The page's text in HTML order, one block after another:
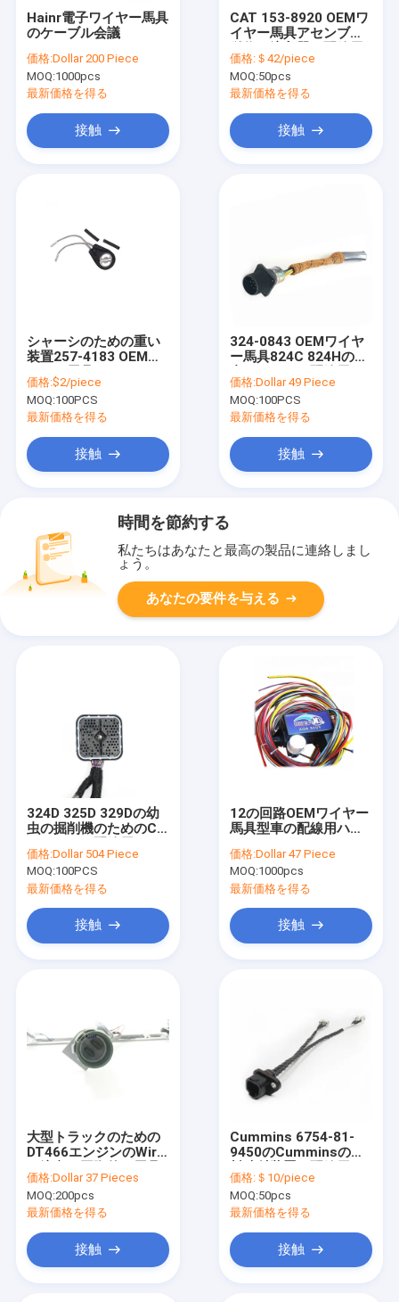
Hainr電子ワイヤー馬具
のケーブル会議
価格:Dollar 200 Piece
MOQ:1000pcs
最新価格を得る
接触
CAT 153-8920 OEMワ
イヤー馬具アセンブリ
ハーネス
価格: ＄42/piece
MOQ:50pcs
最新価格を得る
接触
シャーシのための重い
装置257-4183 OEMワ
価格:$2/piece
MOQ:100PCS
最新価格を得る
接触
324-0843 OEMワイヤ
ー馬具824C 824Hの幼
ーネス
価格:Dollar 49 Piece
MOQ:100PCS
最新価格を得る
接触
時間を節約する
私たちはあなたと最高の製品に連絡しまし
ょう。
あなたの要件を与える
324D 325D 329Dの幼
虫の掘削機のためのC7
ネス198-2713
価格:Dollar 504 Piece
MOQ:100PCS
最新価格を得る
接触
12の回路OEMワイヤー
馬具型車の配線用ハー
価格:Dollar 47 Piece
MOQ:1000pcs
最新価格を得る
接触
大型トラックのための
DT466エンジンのWirie
価格:Dollar 37 Pieces
MOQ:200pcs
最新価格を得る
接触
Cummins 6754-81-
9450のCumminsの燃
ーネスケーブル
価格: ＄10/piece
MOQ:50pcs
最新価格を得る
接触